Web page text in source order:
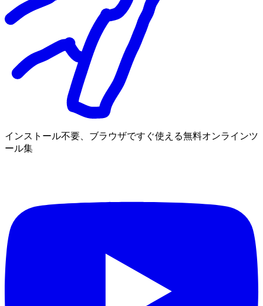
インストール不要、ブラウザですぐ使える無料オンラインツ
ール集